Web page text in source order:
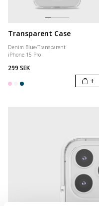
Transparent Case
Denim Blue/Transparent
iPhone 15 Pro
299 SEK
+